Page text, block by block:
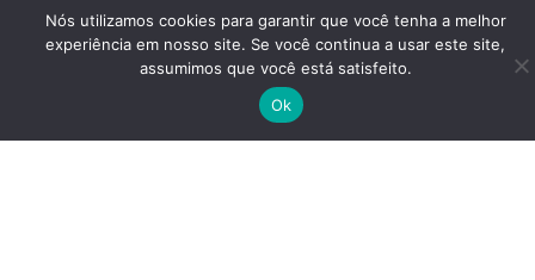
Nós utilizamos cookies para garantir que você tenha a melhor
experiência em nosso site. Se você continua a usar este site,
assumimos que você está satisfeito.
Ok